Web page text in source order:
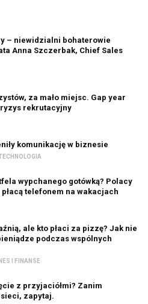
– niewidzialni bohaterowie
Anna Szczerbak, Chief Sales
za mało miejsc. Gap year
rekrutacyjny
komunikację w biznesie
wypchanego gotówką? Polacy
telefonem na wakacjach
ale kto płaci za pizzę? Jak nie
podczas wspólnych
I FINANSE
z przyjaciółmi? Zanim
zapytaj.